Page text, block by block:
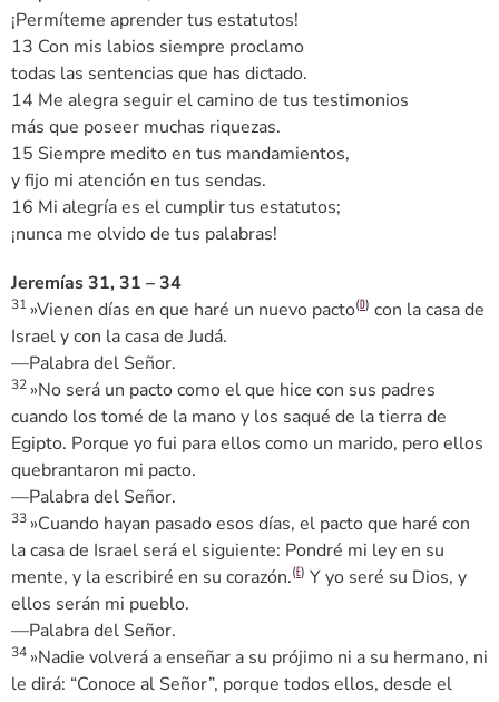
¡Permíteme aprender tus estatutos!
13 Con mis labios siempre proclamo
todas las sentencias que has dictado.
14 Me alegra seguir el camino de tus testimonios
más que poseer muchas riquezas.
15 Siempre medito en tus mandamientos,
y fijo mi atención en tus sendas.
16 Mi alegría es el cumplir tus estatutos;
¡nunca me olvido de tus palabras!
Jeremías 31, 31 – 34
31 »Vienen días en que haré un nuevo pacto(D) con la casa de
Israel y con la casa de Judá.
—Palabra del Señor.
32 »No será un pacto como el que hice con sus padres
cuando los tomé de la mano y los saqué de la tierra de
Egipto. Porque yo fui para ellos como un marido, pero ellos
quebrantaron mi pacto.
—Palabra del Señor.
33 »Cuando hayan pasado esos días, el pacto que haré con
la casa de Israel será el siguiente: Pondré mi ley en su
mente, y la escribiré en su corazón.(E) Y yo seré su Dios, y
ellos serán mi pueblo.
—Palabra del Señor.
34 »Nadie volverá a enseñar a su prójimo ni a su hermano, ni
le dirá: “Conoce al Señor”, porque todos ellos, desde el